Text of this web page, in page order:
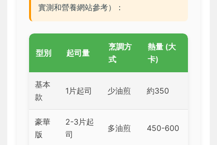
實測和營養網站參考）：
型別 起司量
烹調方
式
熱量 (大
卡)
基本
款
1片起司 少油煎 約350
豪華
版
2-3片起
司
多油煎 450-600